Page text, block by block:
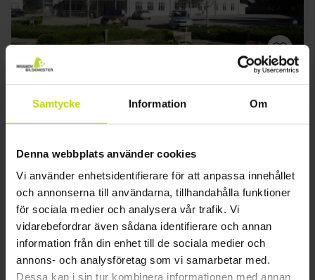
Samtycke Information Om
Denna webbplats använder cookies
Vi använder enhetsidentifierare för att anpassa innehållet
och annonserna till användarna, tillhandahålla funktioner
för sociala medier och analysera vår trafik. Vi
vidarebefordrar även sådana identifierare och annan
information från din enhet till de sociala medier och
annons- och analysföretag som vi samarbetar med.
Dessa kan i sin tur kombinera informationen med annan
Idyll och charm i Söderjylland
Hotel Kløver Es
Rødekro
Inkl 2-rättersmeny
1x övernattning
1x läcker frukostbuffé
1x utsökt 2-rättersmeny
1x
Kaffe/Te och kakor efter middagen
∞ Äkta dansk mysighet och natur
Se allt som ingår
SALE
aug pp1029:-
SALE
sep pp1029:- okt